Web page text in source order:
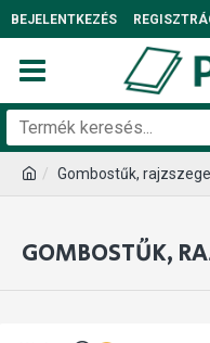
BEJELENTKEZÉS
Gombostűk,
GOMBOSTŰK,